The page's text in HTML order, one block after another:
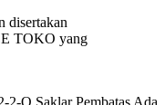
disertakan
TOKO yang
Q Saklar Pembatas Ada